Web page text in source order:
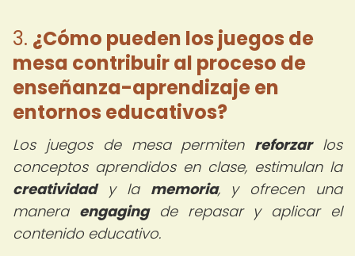
3. ¿Cómo pueden los juegos de
mesa contribuir al proceso de
enseñanza-aprendizaje en
entornos educativos?
Los juegos de mesa permiten reforzarlos
conceptos aprendidos en clase, estimulan la
creatividady la memoria, y ofrecen una
manera engagingde repasar y aplicar el
contenido educativo.